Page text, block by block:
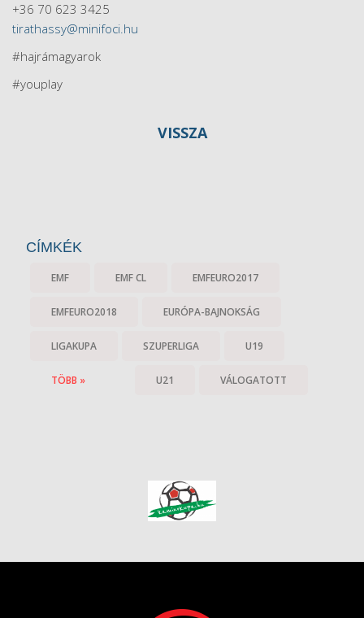
+36 70 623 3425
tirathassy@minifoci.hu
#hajrámagyarok
#youplay
VISSZA
CÍMKÉK
EMF EMF CL EMFEURO2017
EMFEURO2018 EURÓPA-BAJNOKSÁG
LIGAKUPA SZUPERLIGA U19
U21 VÁLOGATOTT
TÖBB »